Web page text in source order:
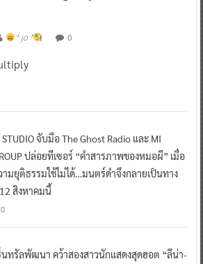
^ jo ^ 0
STUDIO จับมือ The Ghost Radio และ MI
ปล่อยทีเซอร์ “คำสารภาพของหมอผี” เมื่อ
ามยุติธรรมใช้ไม่ได้…มนตร์ดำจึงกลายเป็นทาง
สิงหาคมนี้
0
นทรัลพัฒนา คว้าสองสาวนักแสดงสุดฮอต “ลีน่า-